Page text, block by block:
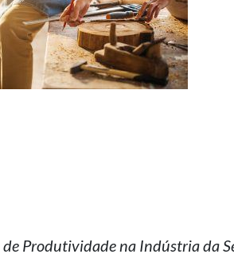
Produtividade na Indústria da